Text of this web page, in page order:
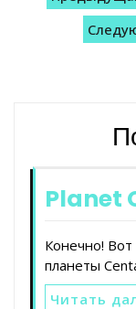
записям
Planet
Конечно!
планеты
Читать